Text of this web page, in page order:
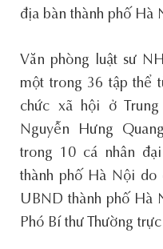
địa bàn thành phố Hà
Văn phòng luật sư
một trong 36 tập thể
chức xã hội ở
Nguyễn Hưng
trong 10 cá nhân
thành phố Hà Nội do
UBND thành phố Hà
Phó Bí thư Thường